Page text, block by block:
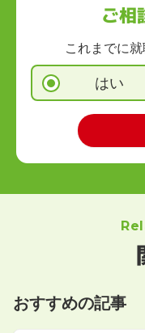
ご相
これまでに
はい
おすすめの記事